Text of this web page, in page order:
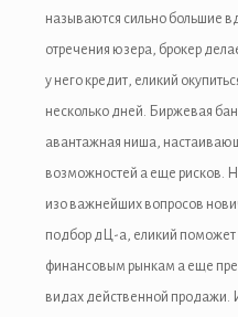
называются сильно большие
отречения юзера, брокер
у него кредит, еликий
несколько дней. Биржевая
авантажная ниша,
возможностей а еще рисков.
изо важнейших вопросов
подбор дЦ-а, еликий поможет
финансовым рынкам а еще
видах действенной